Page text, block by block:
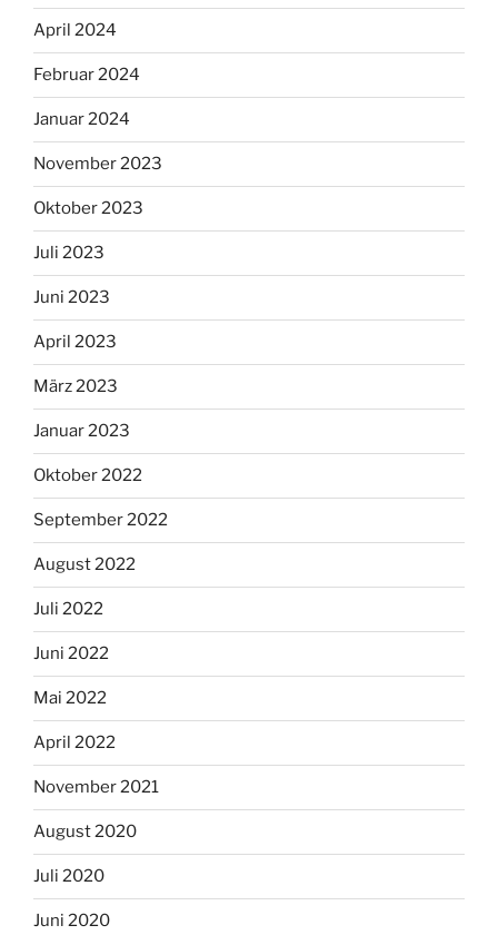
April 2024
Februar 2024
Januar 2024
November 2023
Oktober 2023
Juli 2023
Juni 2023
April 2023
März 2023
Januar 2023
Oktober 2022
September 2022
August 2022
Juli 2022
Juni 2022
Mai 2022
April 2022
November 2021
August 2020
Juli 2020
Juni 2020